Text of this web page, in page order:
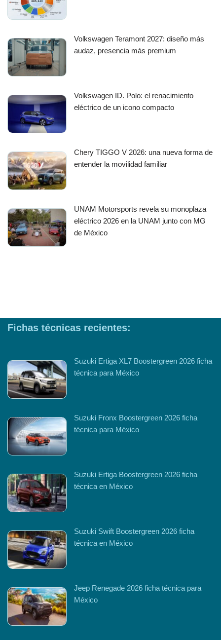
Volkswagen Teramont 2027: diseño más
audaz, presencia más premium
Volkswagen ID. Polo: el renacimiento
eléctrico de un icono compacto
Chery TIGGO V 2026: una nueva forma de
entender la movilidad familiar
UNAM Motorsports revela su monoplaza
eléctrico 2026 en la UNAM junto con MG
de México
Fichas técnicas recientes:
Suzuki Ertiga XL7 Boostergreen 2026 ficha
técnica para México
Suzuki Fronx Boostergreen 2026 ficha
técnica para México
Suzuki Ertiga Boostergreen 2026 ficha
técnica en México
Suzuki Swift Boostergreen 2026 ficha
técnica en México
Jeep Renegade 2026 ficha técnica para
México